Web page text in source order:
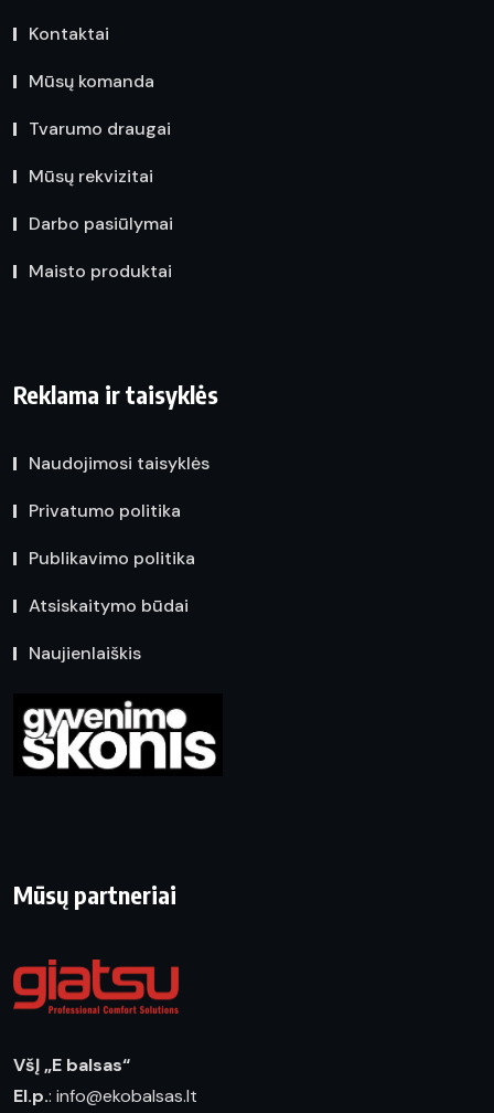
Kontaktai
Mūsų komanda
Tvarumo draugai
Mūsų rekvizitai
Darbo pasiūlymai
Maisto produktai
Reklama ir taisyklės
Naudojimosi taisyklės
Privatumo politika
Publikavimo politika
Atsiskaitymo būdai
Naujienlaiškis
Mūsų partneriai
VšĮ „E balsas“
El.p.: info@ekobalsas.lt